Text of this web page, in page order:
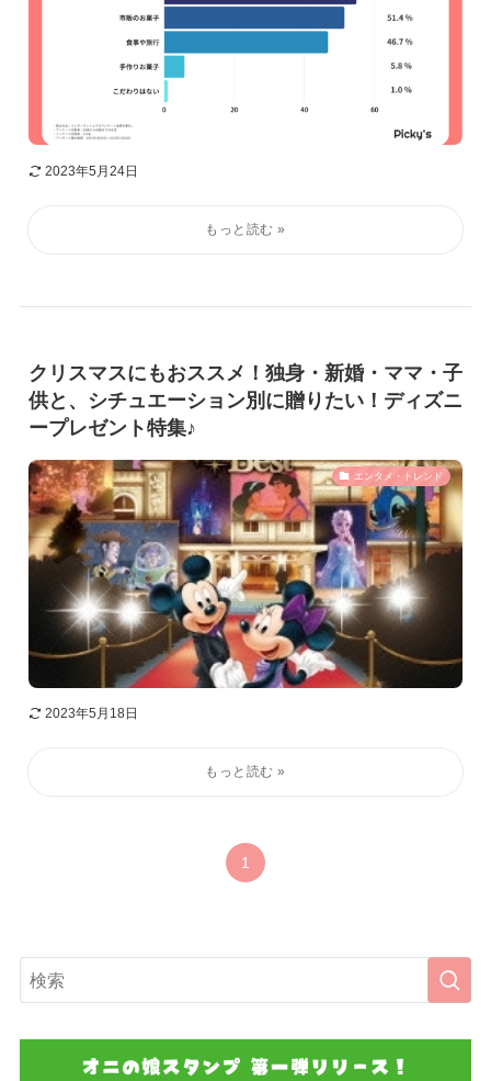
2023年5月24日
クリスマスにもおススメ！独身・新婚・ママ・子
供と、シチュエーション別に贈りたい！ディズニ
ープレゼント特集♪
エンタメ・トレンド
2023年5月18日
1